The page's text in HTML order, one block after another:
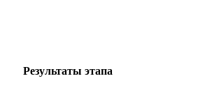
Результаты этапа